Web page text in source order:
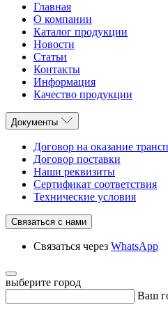
Главная
О компании
Каталог продукции
Новости
Статьи
Контакты
Информация
Качество продукции
Документы
Договор на оказание
Договор поставки
Наши реквизиты
Сертификат соответствия
Технические условия
Связаться с нами
Связаться через WhatsApp
выберите город
Ваш